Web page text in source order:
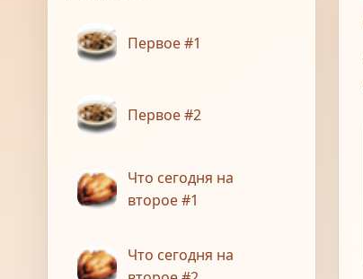
Первое #1
Первое #2
Что сегодня на
второе #1
Что сегодня на